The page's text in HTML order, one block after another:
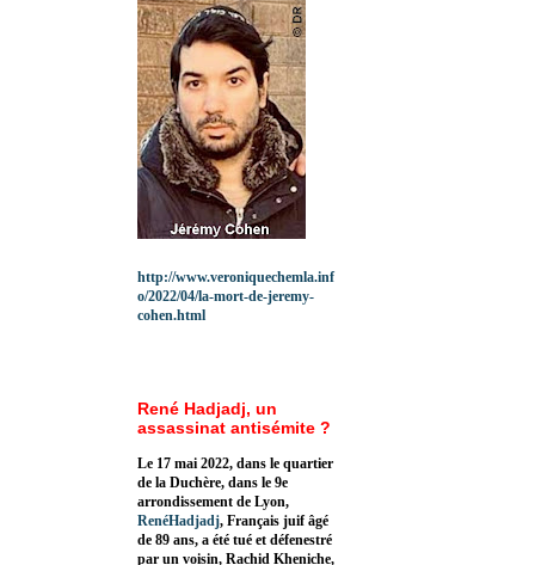
http://www.veroniquechemla.inf
o/2022/04/la-mort-de-jeremy-
cohen.html
René Hadjadj, un
assassinat antisémite ?
Le 17 mai 2022, dans le quartier
de la Duchère, dans le 9e
arrondissement de Lyon,
RenéHadjadj, Français juif âgé
de 89 ans, a été tué et défenestré
par un voisin, Rachid Kheniche,